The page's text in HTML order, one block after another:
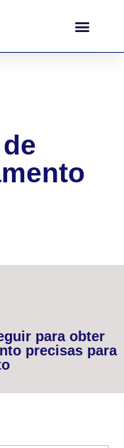
para obter
precisas para